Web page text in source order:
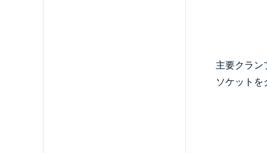
主要クラン
ソケット